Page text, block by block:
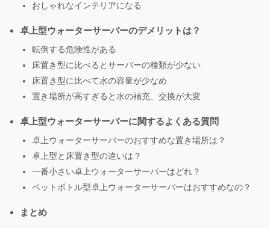
おしゃれなインテリアになる
卓上型ウォーターサーバーのデメリットは？
転倒する危険性がある
床置き型に比べるとサーバーの種類が少ない
床置き型に比べて水の容量が少なめ
置き場所が高すぎると水の補充、交換が大変
卓上型ウォーターサーバーに関するよくある質問
卓上ウォーターサーバーのおすすめな置き場所は？
卓上型と床置き型の違いは？
一番小さい卓上ウォーターサーバーはどれ？
ペットボトル型卓上ウォーターサーバーはおすすめなの？
まとめ